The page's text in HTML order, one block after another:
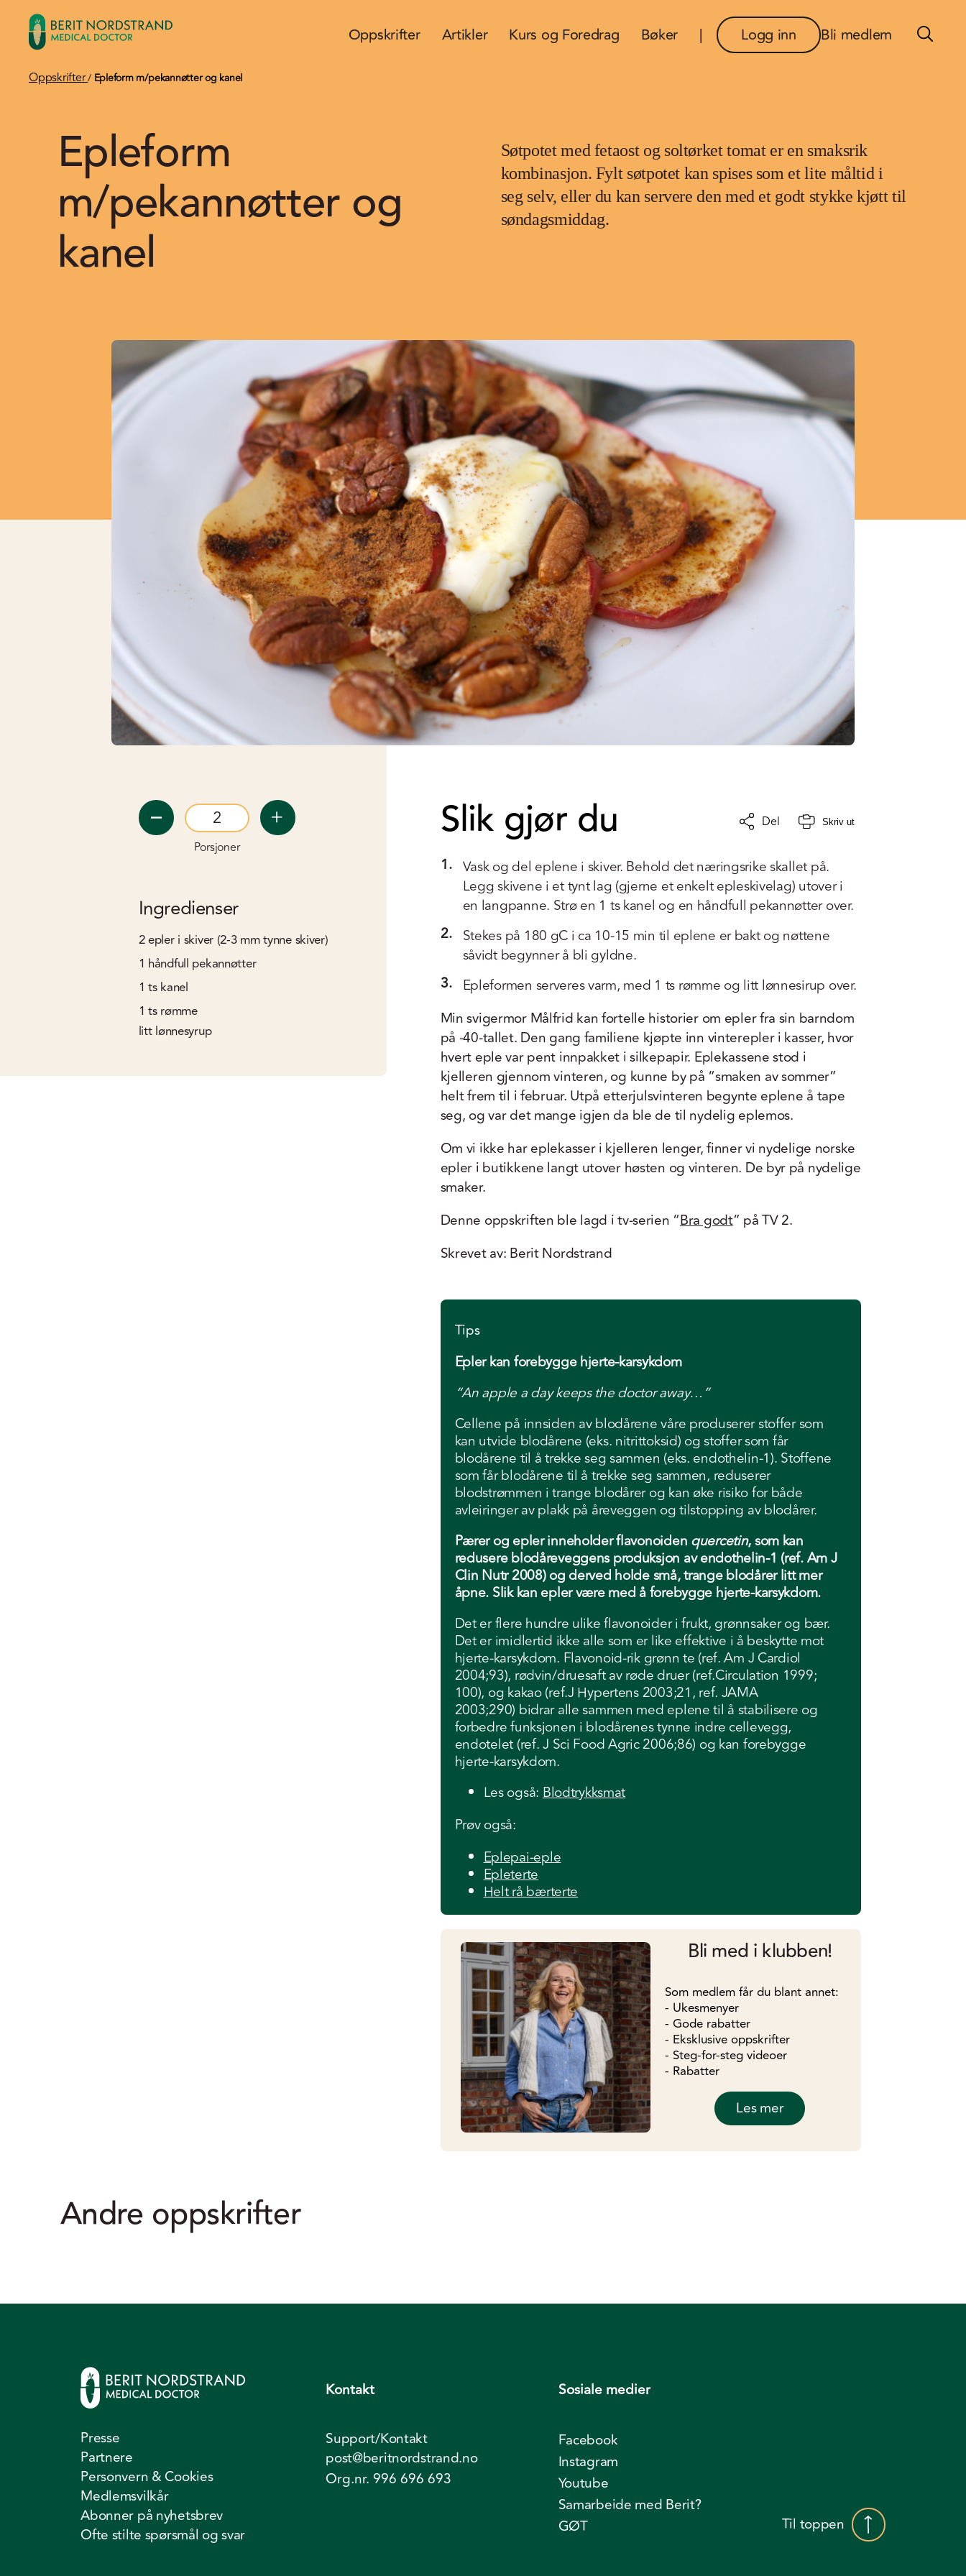
Oppskrifter Artikler Kurs og Foredrag Bøker Logg inn Bli medlem ×
Oppskrifter/ Epleform m/pekannøtter og kanel
Epleform
m/pekannøtter og
kanel
Søtpotet med fetaost og soltørket tomat er en smaksrik
kombinasjon. Fylt søtpotet kan spises som et lite måltid i
seg selv, eller du kan servere den med et godt stykke kjøtt til
søndagsmiddag.
Porsjoner
Ingredienser
2epler i skiver (2-3 mm tynne skiver)
1 håndfull pekannøtter
1 ts kanel
1 ts rømme
litt lønnesyrup
Slik gjør du Del Skriv ut
1. Vask og del eplene i skiver. Behold det næringsrike skallet på.
Legg skivene i et tynt lag (gjerne et enkelt epleskivelag) utover i
en langpanne. Strø en 1 ts kanel og en håndfull pekannøtter over.
2. Stekes på 180 gC i ca 10-15 min til eplene er bakt og nøttene
såvidt begynner å bli gyldne.
3. Epleformen serveres varm, med 1 ts rømme og litt lønnesirup over.
Min svigermor Målfrid kan fortelle historier om epler fra sin barndom
på -40-tallet. Den gang familiene kjøpte inn vinterepler i kasser, hvor
hvert eple var pent innpakket i silkepapir. Eplekassene stod i
kjelleren gjennom vinteren, og kunne by på “smaken av sommer”
helt frem til i februar. Utpå etterjulsvinteren begynte eplene å tape
seg, og var det mange igjen da ble de til nydelig eplemos.
Om vi ikke har eplekasser i kjelleren lenger, finner vi nydelige norske
epler i butikkene langt utover høsten og vinteren. De byr på nydelige
smaker.
Denne oppskriften ble lagd i tv-serien “Bra godt” på TV 2.
Skrevet av: Berit Nordstrand
Tips
Epler kan forebygge hjerte-karsykdom
“An apple a day keeps the doctor away…”
Cellene på innsiden av blodårene våre produserer stoffer som
kan utvide blodårene (eks. nitrittoksid) og stoffer som får
blodårene til å trekke seg sammen (eks. endothelin-1). Stoffene
som får blodårene til å trekke seg sammen, reduserer
blodstrømmen i trange blodårer og kan øke risiko for både
avleiringer av plakk på åreveggen og tilstopping av blodårer.
Pærer og epler inneholder flavonoiden quercetin, som kan
redusere blodåreveggens produksjon av endothelin-1 (ref. Am J
Clin Nutr 2008) og derved holde små, trange blodårer litt mer
åpne. Slik kan epler være med å forebygge hjerte-karsykdom.
Det er flere hundre ulike flavonoider i frukt, grønnsaker og bær.
Det er imidlertid ikke alle som er like effektive i å beskytte mot
hjerte-karsykdom. Flavonoid-rik grønn te (ref. Am J Cardiol
2004;93), rødvin/druesaft av røde druer (ref.Circulation 1999;
100), og kakao (ref.J Hypertens 2003;21, ref. JAMA
2003;290) bidrar alle sammen med eplene til å stabilisere og
forbedre funksjonen i blodårenes tynne indre cellevegg,
endotelet (ref. J Sci Food Agric 2006;86) og kan forebygge
hjerte-karsykdom.
Les også:Blodtrykksmat
Prøv også:
Eplepai-eple
Epleterte
Helt rå bærterte
Bli med i klubben!
Som medlem får du blant annet:
- Ukesmenyer
- Gode rabatter
- Eksklusive oppskrifter
- Steg-for-steg videoer
- Rabatter
Les mer
Andre oppskrifter
Presse
Partnere
Personvern & Cookies
Medlemsvilkår
Abonner på nyhetsbrev
Ofte stilte spørsmål og svar
Kontakt
Support/Kontakt
post@beritnordstrand.no
Org.nr. 996 696 693
Sosiale medier
Facebook
Instagram
Youtube
Samarbeide med Berit?
GØT
Til toppen